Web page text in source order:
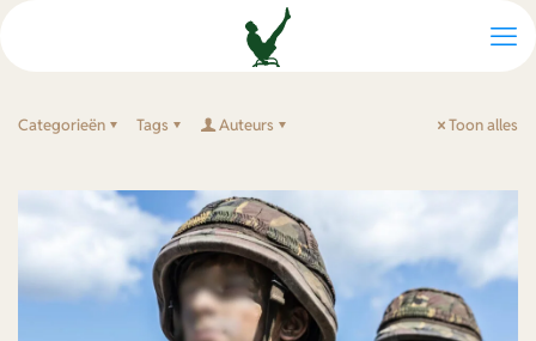
Categorieën Tags Auteurs Toon alles